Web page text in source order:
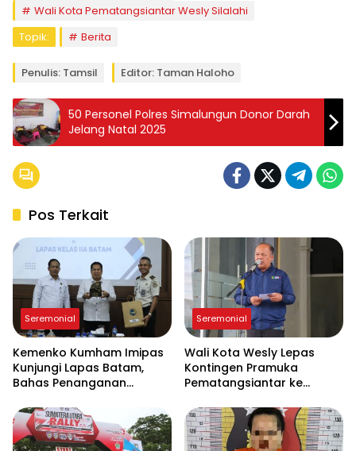
Wali Kota Pematangsiantar Wesly Silalahi
Topik:
Berita
Penulis: Tamsil Editor: Taman Haloho
50 Personel Polres Simalungun Donor Darah
Jelang Natal 2025
Pos Terkait
Seremonial
Kemenko Kumham Imipas
Kunjungi Lapas Batam,
Bahas Penanganan
Implementasi KUHP Baru
Seremonial
Wali Kota Wesly Lepas
Kontingen Pramuka
Pematangsiantar ke
di Cibubur